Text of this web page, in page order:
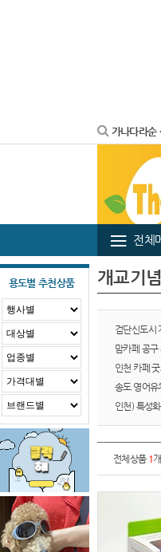
가나다라순
전체
용도별 추천상품 개교기
검단신도시
맘카페 공구
인천 카페
송도 영어유
인천) 특성
전체상품 1개